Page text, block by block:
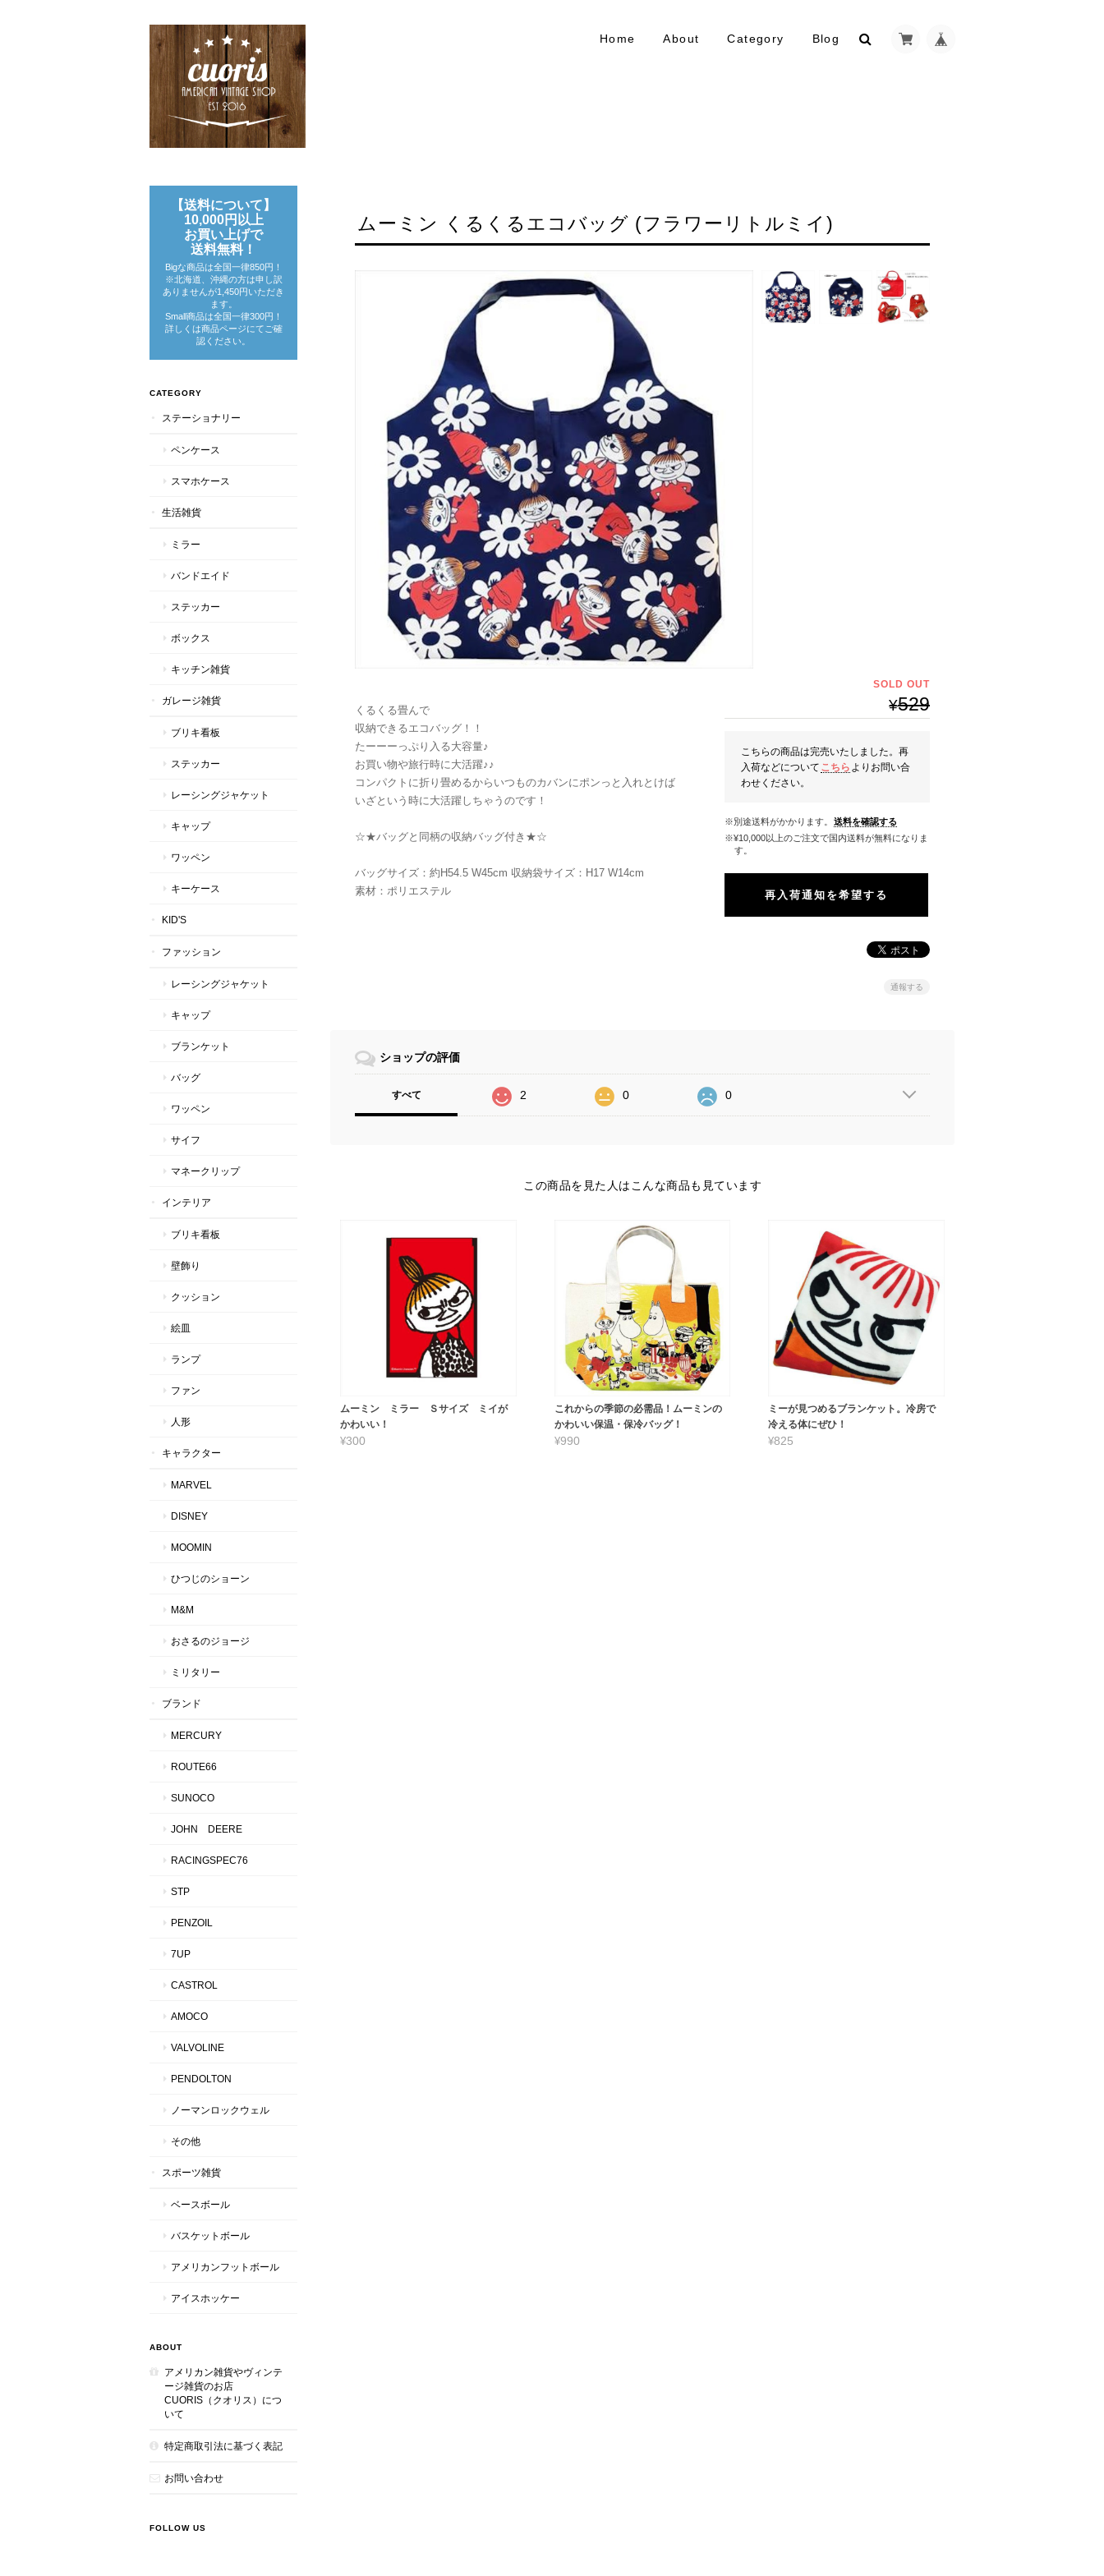
Home About Category Blog
ムーミン くるくるエコバッグ (フラワーリトルミイ)
くるくる畳んで
収納できるエコバッグ！！
たーーーっぷり入る大容量♪
お買い物や旅行時に大活躍♪♪
コンパクトに折り畳めるからいつものカバンにポンっと入れとけば
いざという時に大活躍しちゃうのです！
☆★バッグと同柄の収納バッグ付き★☆
バッグサイズ：約H54.5 W45cm 収納袋サイズ：H17 W14cm
素材：ポリエステル
SOLD OUT
¥529
こちらの商品は完売いたしました。再
入荷などについて こちら よりお問い合
わせください。
※別途送料がかかります。 送料を確認する
※¥10,000以上のご注文で国内送料が無料になりま
す。
再入荷通知を希望する
通報する
ショップの評価
すべて 2 0 0
この商品を見た人はこんな商品も見ています
ムーミン ミラー Ｓサイズ ミイが
かわいい！
¥300
これからの季節の必需品！ムーミンの
かわいい保温・保冷バッグ！
¥990
ミーが見つめるブランケット。冷房で
冷える体にぜひ！
¥825
【送料について】
10,000円以上
お買い上げで
送料無料！
Bigな商品は全国一律850円！
※北海道、沖縄の方は申し訳
ありませんが1,450円いただき
ます。
Small商品は全国一律300円！
詳しくは商品ページにてご確
認ください。
CATEGORY
ステーショナリー
ペンケース
スマホケース
生活雑貨
ミラー
バンドエイド
ステッカー
ボックス
キッチン雑貨
ガレージ雑貨
ブリキ看板
ステッカー
レーシングジャケット
キャップ
ワッペン
キーケース
KID'S
ファッション
レーシングジャケット
キャップ
ブランケット
バッグ
ワッペン
サイフ
マネークリップ
インテリア
ブリキ看板
壁飾り
クッション
絵皿
ランプ
ファン
人形
キャラクター
MARVEL
DISNEY
MOOMIN
ひつじのショーン
M&M
おさるのジョージ
ミリタリー
ブランド
MERCURY
ROUTE66
SUNOCO
JOHN DEERE
RACINGSPEC76
STP
PENZOIL
7UP
CASTROL
AMOCO
VALVOLINE
PENDOLTON
ノーマンロックウェル
その他
スポーツ雑貨
ベースボール
バスケットボール
アメリカンフットボール
アイスホッケー
ABOUT
アメリカン雑貨やヴィンテ
ージ雑貨のお店
CUORIS（クオリス）につ
いて
特定商取引法に基づく表記
お問い合わせ
FOLLOW US